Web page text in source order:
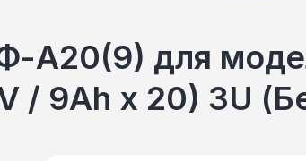
А20(9) для
/ 9Ah х 20) 3U